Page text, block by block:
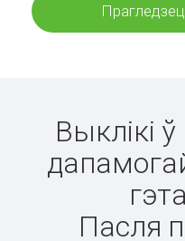
Выклікі ў
Пасля